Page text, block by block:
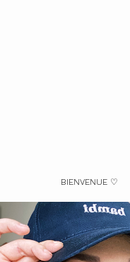
BIENVENUE ♡